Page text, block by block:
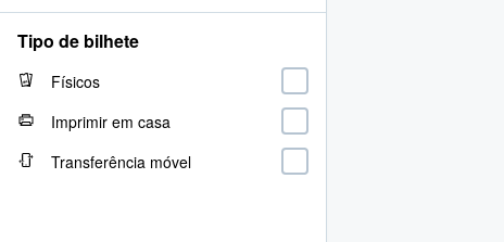
Tipo de bilhete
Físicos
Imprimir em casa
Transferência móvel